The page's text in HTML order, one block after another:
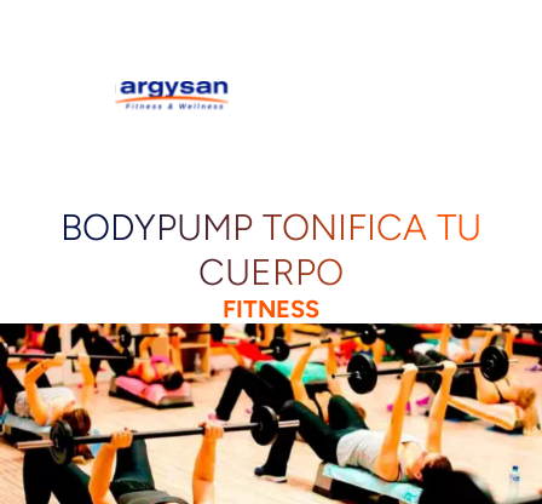
BODYPUMP TONIFICA TU
CUERPO
FITNESS